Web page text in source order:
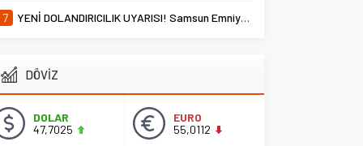
7 YENİ DOLANDIRICILIK UYARISI! Samsun Emniyet Müdürlüğü Uyardı
DÖVİZ
DOLAR
47,7025
EURO
55,0112